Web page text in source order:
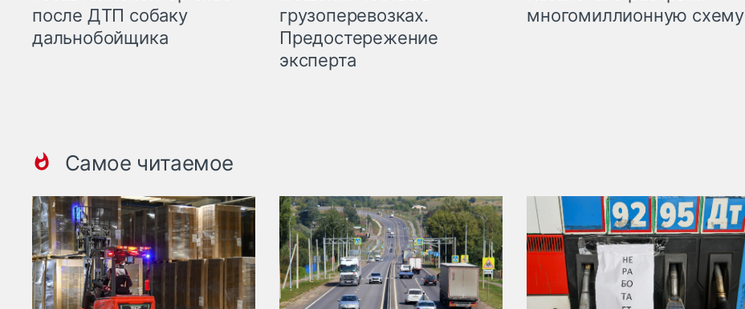
после ДТП собаку
дальнобойщика
грузоперевозках.
Предостережение
эксперта
многомиллионную схему
Самое читаемое